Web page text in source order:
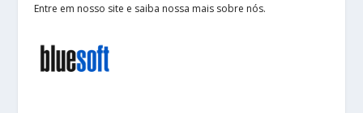
Entre em nosso site e saiba nossa mais sobre nós.